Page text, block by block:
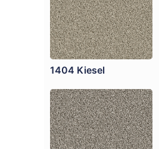
1404 Kiesel